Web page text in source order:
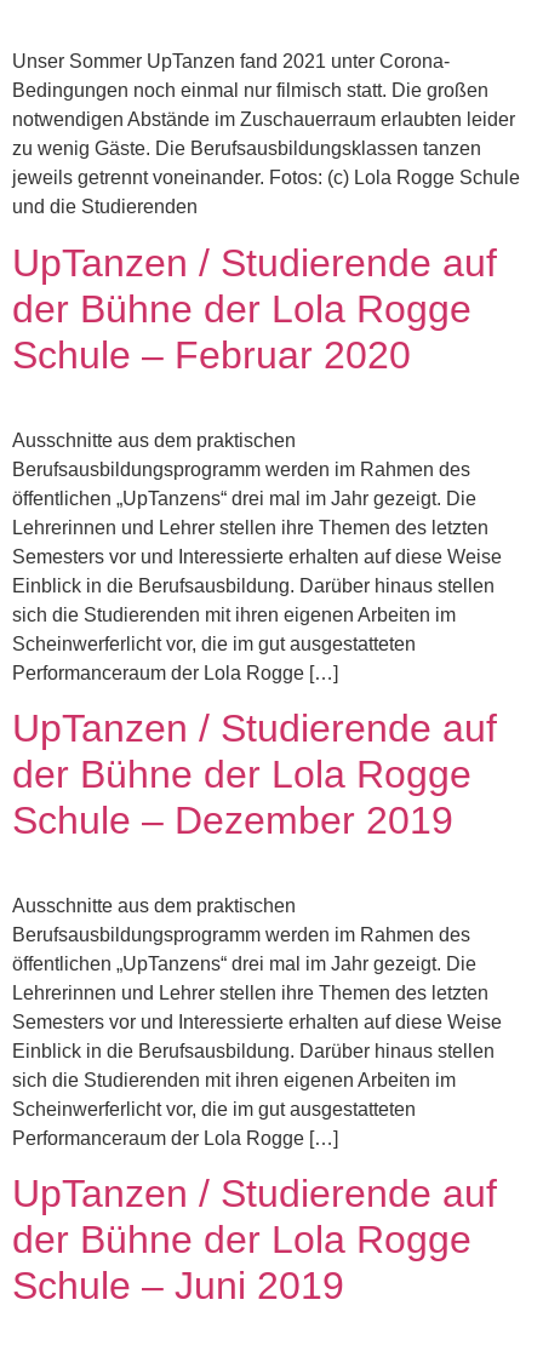
Unser Sommer UpTanzen fand 2021 unter Corona-
Bedingungen noch einmal nur filmisch statt. Die großen
notwendigen Abstände im Zuschauerraum erlaubten leider
zu wenig Gäste. Die Berufsausbildungsklassen tanzen
jeweils getrennt voneinander. Fotos: (c) Lola Rogge Schule
und die Studierenden
UpTanzen / Studierende auf
der Bühne der Lola Rogge
Schule – Februar 2020
Ausschnitte aus dem praktischen
Berufsausbildungsprogramm werden im Rahmen des
öffentlichen „UpTanzens“ drei mal im Jahr gezeigt. Die
Lehrerinnen und Lehrer stellen ihre Themen des letzten
Semesters vor und Interessierte erhalten auf diese Weise
Einblick in die Berufsausbildung. Darüber hinaus stellen
sich die Studierenden mit ihren eigenen Arbeiten im
Scheinwerferlicht vor, die im gut ausgestatteten
Performanceraum der Lola Rogge […]
UpTanzen / Studierende auf
der Bühne der Lola Rogge
Schule – Dezember 2019
Ausschnitte aus dem praktischen
Berufsausbildungsprogramm werden im Rahmen des
öffentlichen „UpTanzens“ drei mal im Jahr gezeigt. Die
Lehrerinnen und Lehrer stellen ihre Themen des letzten
Semesters vor und Interessierte erhalten auf diese Weise
Einblick in die Berufsausbildung. Darüber hinaus stellen
sich die Studierenden mit ihren eigenen Arbeiten im
Scheinwerferlicht vor, die im gut ausgestatteten
Performanceraum der Lola Rogge […]
UpTanzen / Studierende auf
der Bühne der Lola Rogge
Schule – Juni 2019